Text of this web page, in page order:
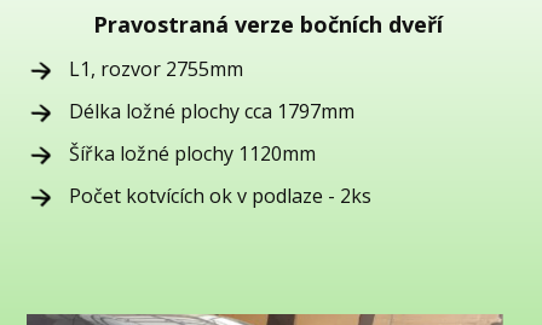
Pravostraná verze bočních dveří
L1, rozvor 2755mm
Délka ložné plochy cca 1797mm
Šířka ložné plochy 1120mm
Počet kotvících ok v podlaze - 2ks